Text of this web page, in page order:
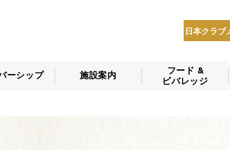
日本クラブ
ーシップ
シップの種
サービス
CLUB
施設案内
フード &
ビバレッジ